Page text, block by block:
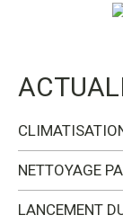
NETTOYAGE
LANCEMENT